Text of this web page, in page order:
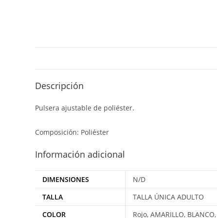
Descripción
Pulsera ajustable de poliéster.
Composición: Poliéster
Información adicional
DIMENSIONES
N/D
TALLA
TALLA ÚNICA ADULTO
COLOR
Rojo, AMARILLO,